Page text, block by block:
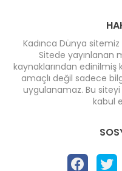
Kadınca Dünya
Sitede yayınlanan
kaynaklarından
amaçlı değil sadece
uygulanamaz. Bu siteyi
kabul